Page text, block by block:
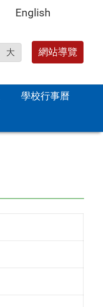
English
大 網站導覽
學校行事曆